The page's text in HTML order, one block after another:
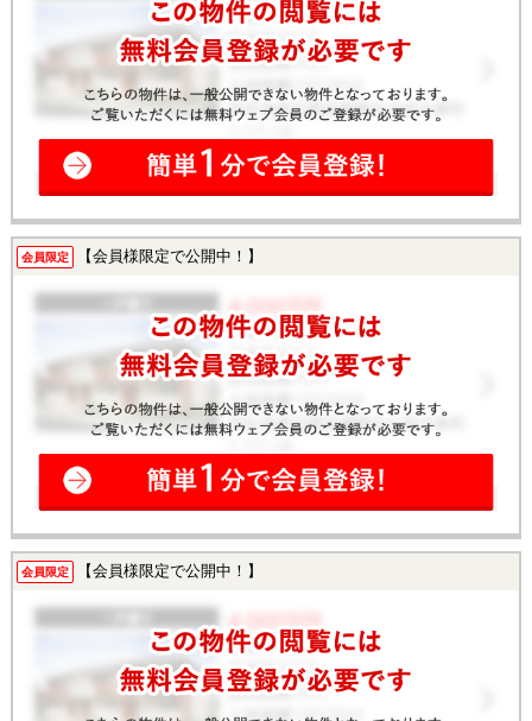
会員限定 【会員様限定で公開中！】
会員限定 【会員様限定で公開中！】